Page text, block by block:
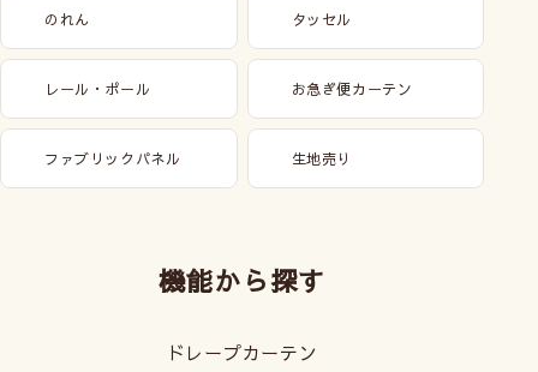
のれん タッセル
レール・ポール お急ぎ便カーテン
ファブリックパネル 生地売り
機能から探す
ドレープカーテン